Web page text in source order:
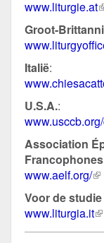
www.liturgie.at
Groot-
Italië:
U.S.A.:
Association
Francophones
www.aelf.org/
Voor de
www.liturgia.it